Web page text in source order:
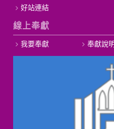
好站連結
線上奉獻
我要奉獻 奉獻說明